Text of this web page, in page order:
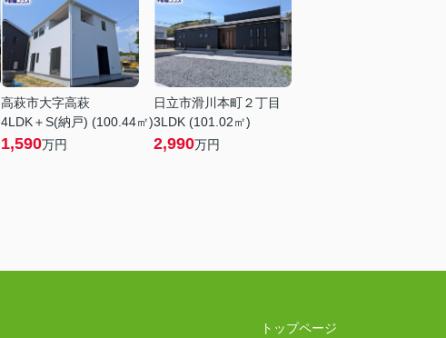
高萩市大字高萩
4LDK＋S(納戸) (100.44㎡)
1,590万円
日立市滑川本町２丁目
3LDK (101.02㎡)
2,990万円
トップページ